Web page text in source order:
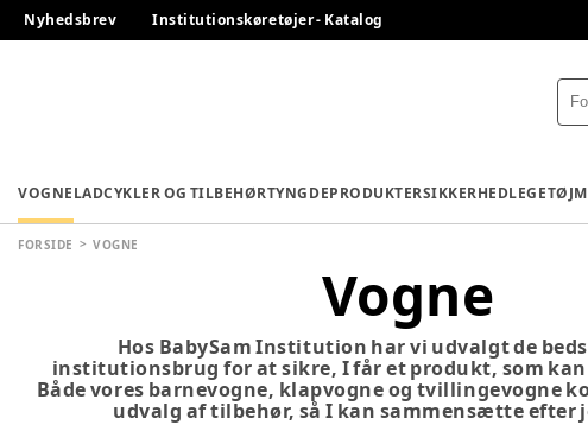
Nyhedsbrev Institutionskøretøjer - Katalog
VOGNELADCYKLER OG TILBEHØRTYNGDEPRODUKTERSIKKERHEDLEGETØJ
FORSIDE VOGNE
Vogne
Hos BabySam Institution har vi udvalgt de
institutionsbrug for at sikre, I får et produkt, som kan
Både vores barnevogne, klapvogne og tvillingevogne
udvalg af tilbehør, så I kan sammensætte efter